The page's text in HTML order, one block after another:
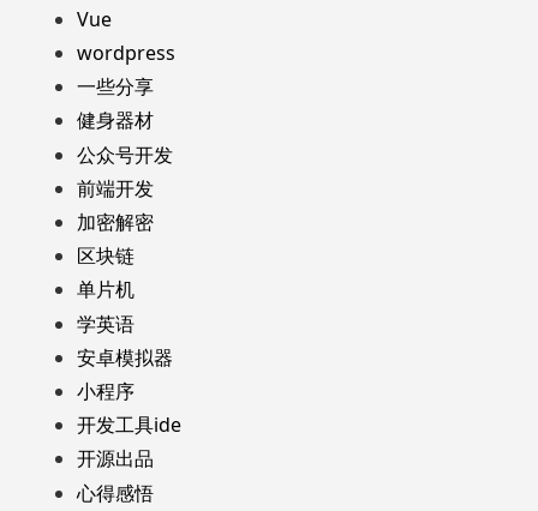
Vue
wordpress
一些分享
健身器材
公众号开发
前端开发
加密解密
区块链
单片机
学英语
安卓模拟器
小程序
开发工具ide
开源出品
心得感悟